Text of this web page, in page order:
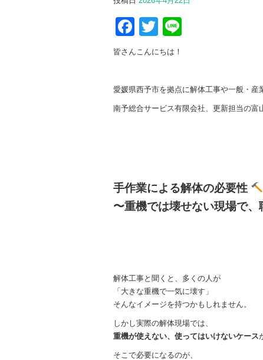
Facebook
Twitter
皆さんこんにちは！
愛媛県西予市を拠点に解体工事や一般・
南予総合サービス有限会社、更新担当の富
手作業による解体の必要性
〜重機では壊せない現場で
解体工事と聞くと、多くの人が
「大きな重機で一気に壊す」
そんなイメージを持つかもしれません。
しかし実際の解体現場では、
重機が使えない、使ってはいけないケース
そこで必要になるのが、